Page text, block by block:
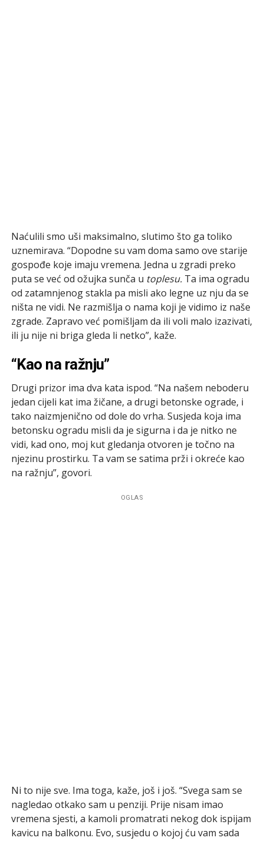
Naćulili smo uši maksimalno, slutimo što ga toliko
uznemirava. “Dopodne su vam doma samo ove starije
gospođe koje imaju vremena. Jedna u zgradi preko
puta se već od ožujka sunča u toplesu. Ta ima ogradu
od zatamnjenog stakla pa misli ako legne uz nju da se
ništa ne vidi. Ne razmišlja o nama koji je vidimo iz naše
zgrade. Zapravo već pomišljam da ili voli malo izazivati,
ili ju nije ni briga gleda li netko”, kaže.
“Kao na ražnju”
Drugi prizor ima dva kata ispod. “Na našem neboderu
jedan cijeli kat ima žičane, a drugi betonske ograde, i
tako naizmjenično od dole do vrha. Susjeda koja ima
betonsku ogradu misli da je sigurna i da je nitko ne
vidi, kad ono, moj kut gledanja otvoren je točno na
njezinu prostirku. Ta vam se satima prži i okreće kao
na ražnju”, govori.
OGLAS
Ni to nije sve. Ima toga, kaže, još i još. “Svega sam se
nagledao otkako sam u penziji. Prije nisam imao
vremena sjesti, a kamoli promatrati nekog dok ispijam
kavicu na balkonu. Evo, susjedu o kojoj ću vam sada